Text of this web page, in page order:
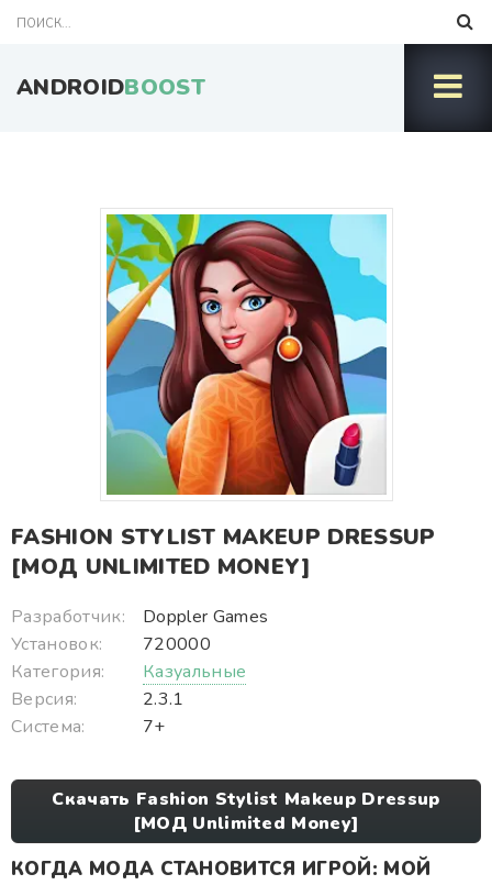
ANDROIDBOOST
FASHION STYLIST MAKEUP DRESSUP
[МОД UNLIMITED MONEY]
Разработчик:
Doppler Games
Установок:
720000
Категория:
Казуальные
Версия:
2.3.1
Система:
7+
Скачать Fashion Stylist Makeup Dressup
[МОД Unlimited Money]
КОГДА МОДА СТАНОВИТСЯ ИГРОЙ: МОЙ